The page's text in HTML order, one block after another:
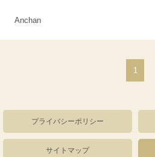
Anchan
1
プライバシーポリシー
サイトマップ